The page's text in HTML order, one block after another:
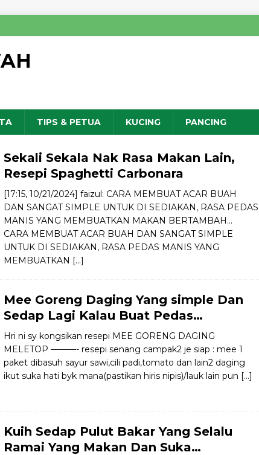
TIPS & PETUA KUCING PANCING
Sekali Sekala Nak Rasa Makan Lain,
Resepi Spaghetti Carbonara
[17:15, 10/21/2024] faizul: CARA MEMBUAT ACAR BUAH
DAN SANGAT SIMPLE UNTUK DI SEDIAKAN, RASA PEDAS
MANIS YANG MEMBUATKAN MAKAN BERTAMBAH…
CARA MEMBUAT ACAR BUAH DAN SANGAT SIMPLE
UNTUK DI SEDIAKAN, RASA PEDAS MANIS YANG
MEMBUATKAN […]
Mee Goreng Daging Yang simple Dan
Sedap Lagi Kalau Buat Pedas…
Hri ni sy kongsikan resepi MEE GORENG DAGING
MELETOP ———- resepi senang campak2 je siap : mee 1
paket dibasuh sayur sawi,cili padi,tomato dan lain2 daging
ikut suka hati byk mana(pastikan hiris nipis)/lauk lain pun […]
Kuih Sedap Pulut Bakar Yang Selalu
Ramai Yang Makan Dan Suka…